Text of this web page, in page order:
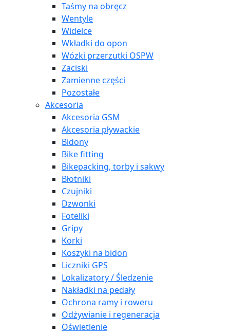
Taśmy na obręcz
Wentyle
Widelce
Wkładki do opon
Wózki przerzutki OSPW
Zaciski
Zamienne części
Pozostałe
Akcesoria
Akcesoria GSM
Akcesoria pływackie
Bidony
Bike fitting
Bikepacking, torby i sakwy
Błotniki
Czujniki
Dzwonki
Foteliki
Gripy
Korki
Koszyki na bidon
Liczniki GPS
Lokalizatory / Śledzenie
Nakładki na pedały
Ochrona ramy i roweru
Odżywianie i regeneracja
Oświetlenie